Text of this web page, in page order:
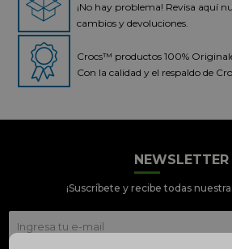
Crocs Perú
● En línea
¡No hay problema! Revisa aquí
cambios y devoluciones.
Crocs™ productos 100%
Con la calidad y el respaldo de
NEWSLETTER
¡Suscríbete y recibe todas